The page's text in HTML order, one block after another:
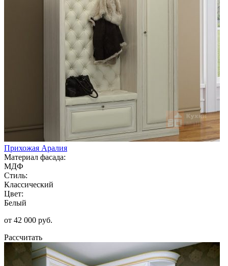
Прихожая Аралия
Материал фасада:
МДФ
Стиль:
Классический
Цвет:
Белый
от 42 000 руб.
Рассчитать